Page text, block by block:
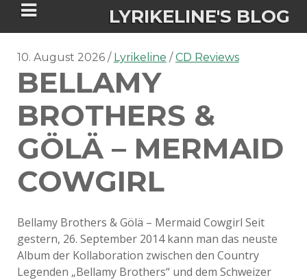
LYRIKELINE'S BLOG
Tania Morgan's Blog über alles, was
sie im Leben bewegt.
ÜBER DIE AUTORIN
IGASHO UND CHIMALIS KAYA
NIEMALS FÜR IMMER (ROMAN)
NIGHTMARES
BÜCHERSHOPS
DATENSCHUTZERKLÄRUNG
IMPRESSUM
10. August 2026 Lyrikeline CD Reviews
BELLAMY
BROTHERS &
GÖLÄ – MERMAID
COWGIRL
Bellamy Brothers & Gölä – Mermaid Cowgirl Seit
gestern, 26. September 2014 kann man das neuste
Album der Kollaboration zwischen den Country
Legenden „Bellamy Brothers“ und dem Schweizer